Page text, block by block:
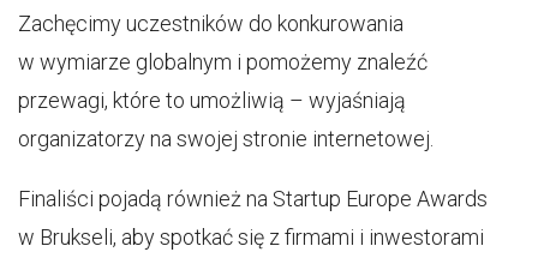
Zachęcimy uczestników do konkurowania
w wymiarze globalnym i pomożemy znaleźć
przewagi, które to umożliwią – wyjaśniają
organizatorzy na swojej stronie internetowej.
Finaliści pojadą również na Startup Europe Awards
w Brukseli, aby spotkać się z firmami i inwestorami